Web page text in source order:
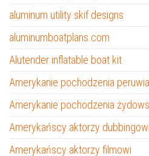
aluminum utility skif designs
aluminumboatplans.com
Alutender inflatable boat kit
Amerykanie pochodzenia
Amerykanie pochodzenia
Amerykańscy aktorzy dubbingowi
Amerykańscy aktorzy filmowi